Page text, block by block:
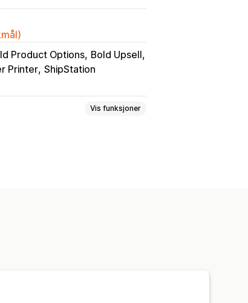
Product Options Bold Upsell
Printer ShipStation
Vis funksjoner